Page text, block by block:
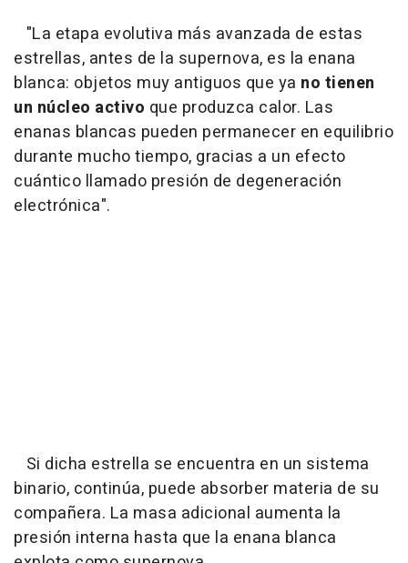
"La etapa evolutiva más avanzada de estas
estrellas, antes de la supernova, es la enana
blanca: objetos muy antiguos que ya no tienen
un núcleo activo que produzca calor. Las
enanas blancas pueden permanecer en equilibrio
durante mucho tiempo, gracias a un efecto
cuántico llamado presión de degeneración
electrónica".
Si dicha estrella se encuentra en un sistema
binario, continúa, puede absorber materia de su
compañera. La masa adicional aumenta la
presión interna hasta que la enana blanca